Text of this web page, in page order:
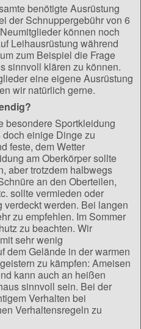
benötigte Ausrüstung
der Schnuppergebühr von 6
können noch
Leihausrüstung während
zum Beispiel die Frage
sinnvoll klären zu können.
eine eigene Ausrüstung
wir natürlich gerne.
besondere Sportkleidung
einige Dinge zu
feste, dem Wetter
am Oberkörper sollte
aber trotzdem halbwegs
an den Oberteilen,
sollte vermieden oder
werden. Bei langen
zu empfehlen. Im Sommer
zu beachten. Wir
sehr wenig
dem Gelände in der warmen
zu kämpfen: Ameisen
kann auch an heißen
sinnvoll sein. Bei der
Verhalten bei
Verhaltensregeln zu